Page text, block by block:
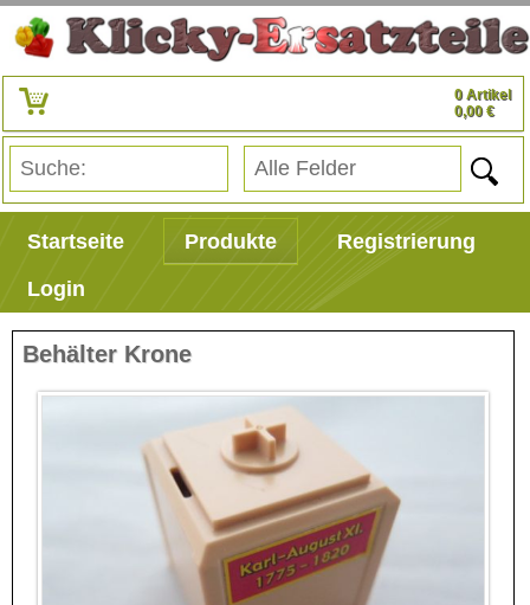
0 Artikel
0,00 €
Startseite Produkte
Registrierung
Login
Behälter Krone